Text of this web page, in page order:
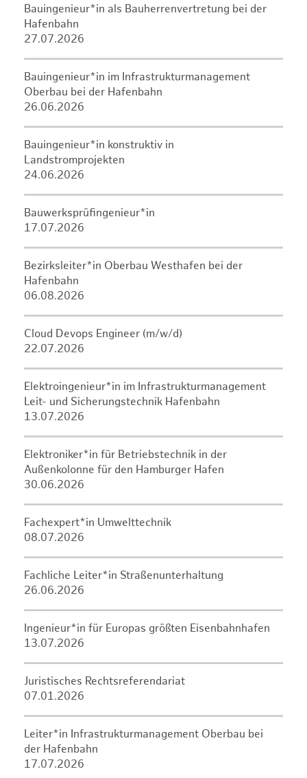
Bauingenieur*in als Bauherrenvertretung bei der
Hafenbahn
27.07.2026
Bauingenieur*in im Infrastrukturmanagement
Oberbau bei der Hafenbahn
26.06.2026
Bauingenieur*in konstruktiv in
Landstromprojekten
24.06.2026
Bauwerksprüfingenieur*in
17.07.2026
Bezirksleiter*in Oberbau Westhafen bei der
Hafenbahn
06.08.2026
Cloud Devops Engineer (m/w/d)
22.07.2026
Elektroingenieur*in im Infrastrukturmanagement
Leit- und Sicherungstechnik Hafenbahn
13.07.2026
Elektroniker*in für Betriebstechnik in der
Außenkolonne für den Hamburger Hafen
30.06.2026
Fachexpert*in Umwelttechnik
08.07.2026
Fachliche Leiter*in Straßenunterhaltung
26.06.2026
Ingenieur*in für Europas größten Eisenbahnhafen
13.07.2026
Juristisches Rechtsreferendariat
07.01.2026
Leiter*in Infrastrukturmanagement Oberbau bei
der Hafenbahn
17.07.2026